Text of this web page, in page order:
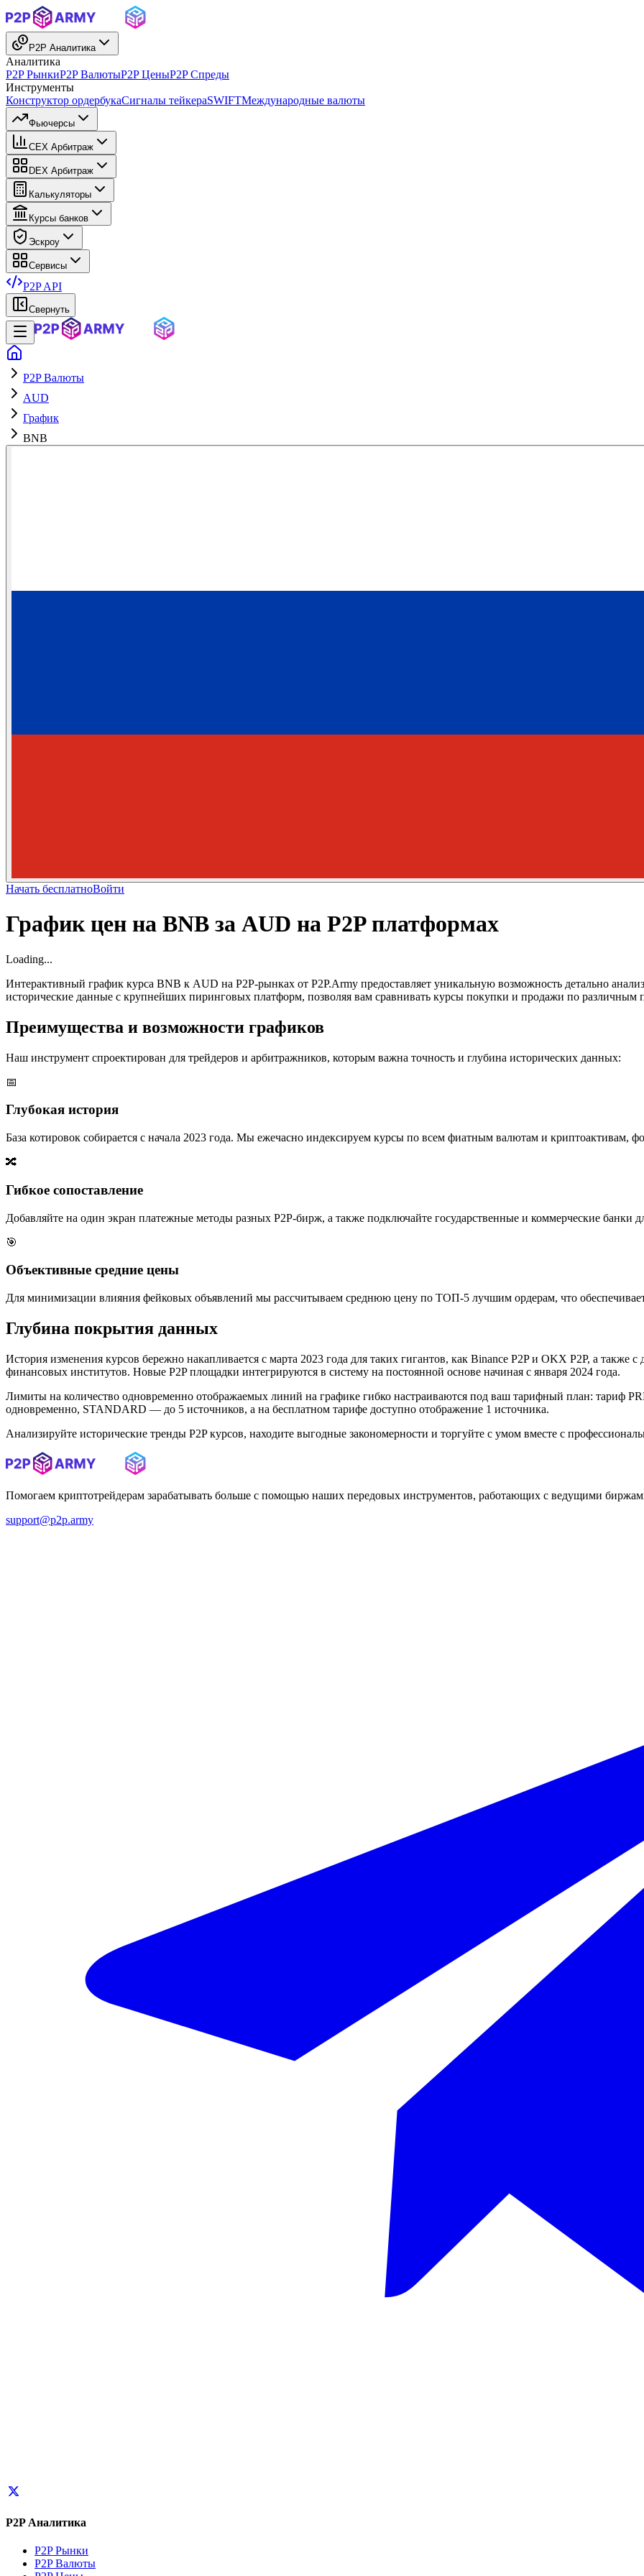
P2P Аналитика
Аналитика
P2P РынкиP2P ВалютыP2P ЦеныP2P Спреды
Инструменты
Конструктор ордербукаСигналы тейкераSWIFTМеждународные валюты
Фьючерсы
CEX Арбитраж
DEX Арбитраж
Калькуляторы
Курсы банков
Эскроу
Сервисы
P2P API
Свернуть
P2P Валюты
AUD
График
BNB
Начать бесплатноВойти
График цен на BNB за AUD на P2P платформах
Loading...
Интерактивный график курса BNB к AUD на P2P-рынках от P2P.Army предоставляет уникальную возможность детально
исторические данные с крупнейших пиринговых платформ, позволяя вам сравнивать курсы покупки и продажи по различным
Преимущества и возможности графиков
Наш инструмент спроектирован для трейдеров и арбитражников, которым важна точность и глубина исторических данных:
📅
Глубокая история
База котировок собирается с начала 2023 года. Мы ежечасно индексируем курсы по всем фиатным валютам и криптоактивам,
🔀
Гибкое сопоставление
Добавляйте на один экран платежные методы разных P2P-бирж, а также подключайте государственные и коммерческие банки
🎯
Объективные средние цены
Для минимизации влияния фейковых объявлений мы рассчитываем среднюю цену по ТОП-5 лучшим ордерам, что
Глубина покрытия данных
История изменения курсов бережно накапливается с марта 2023 года для таких гигантов, как Binance P2P и OKX P2P, а также
финансовых институтов. Новые P2P площадки интегрируются в систему на постоянной основе начиная с января 2024 года.
Лимиты на количество одновременно отображаемых линий на графике гибко настраиваются под ваш тарифный план: тариф
одновременно, STANDARD — до 5 источников, а на бесплатном тарифе доступно отображение 1 источника.
Анализируйте исторические тренды P2P курсов, находите выгодные закономерности и торгуйте с умом вместе с
Помогаем криптотрейдерам зарабатывать больше с помощью наших передовых инструментов, работающих с ведущими
support@p2p.army
P2P Аналитика
P2P Рынки
P2P Валюты